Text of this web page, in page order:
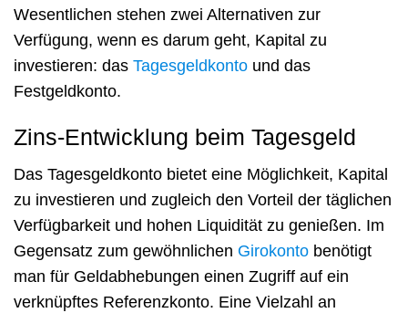
Wesentlichen stehen zwei Alternativen zur
Verfügung, wenn es darum geht, Kapital zu
investieren: das Tagesgeldkonto und das
Festgeldkonto.
Zins-Entwicklung beim Tagesgeld
Das Tagesgeldkonto bietet eine Möglichkeit, Kapital
zu investieren und zugleich den Vorteil der täglichen
Verfügbarkeit und hohen Liquidität zu genießen. Im
Gegensatz zum gewöhnlichen Girokonto benötigt
man für Geldabhebungen einen Zugriff auf ein
verknüpftes Referenzkonto. Eine Vielzahl an